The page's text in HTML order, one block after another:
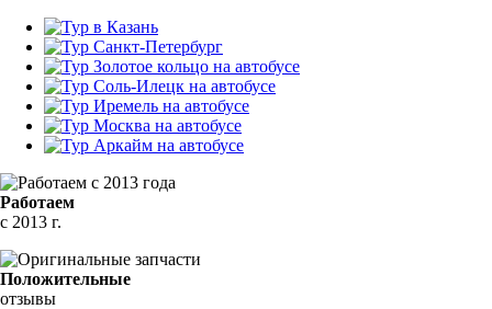
Работаем
с 2013 г.
Положительные
отзывы